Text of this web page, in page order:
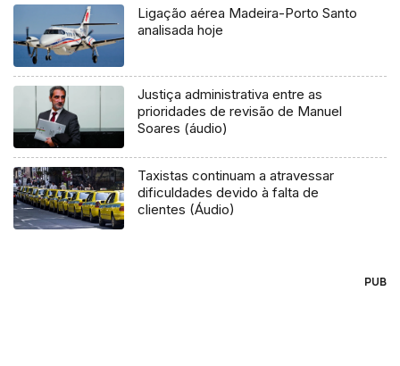
Ligação aérea Madeira-Porto Santo
analisada hoje
Justiça administrativa entre as
prioridades de revisão de Manuel
Soares (áudio)
Taxistas continuam a atravessar
dificuldades devido à falta de
clientes (Áudio)
PUB